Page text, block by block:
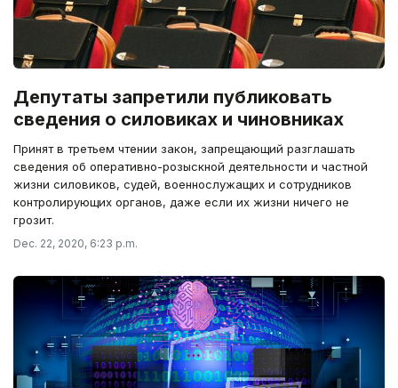
Депутаты запретили публиковать
сведения о силовиках и чиновниках
Принят в третьем чтении закон, запрещающий разглашать
сведения об оперативно-розыскной деятельности и частной
жизни силовиков, судей, военнослужащих и сотрудников
контролирующих органов, даже если их жизни ничего не
грозит.
Dec. 22, 2020, 6:23 p.m.